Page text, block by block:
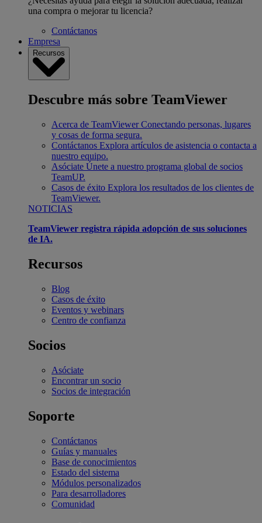
una compra o mejorar tu licencia?
Contáctanos
Empresa
Recursos
Descubre más sobre TeamViewer
Acerca de TeamViewer Conectando personas, lugares
y cosas de forma segura.
Contáctanos Explora artículos de asistencia o contacta a
nuestro equipo.
Asóciate Únete a nuestro programa global de socios
TeamUP.
Casos de éxito Explora los resultados de los clientes de
TeamViewer.
NOTICIAS
TeamViewer registra rápida adopción de sus soluciones
de IA.
Recursos
Blog
Casos de éxito
Eventos y webinars
Centro de confianza
Socios
Asóciate
Encontrar un socio
Socios de integración
Soporte
Contáctanos
Guías y manuales
Base de conocimientos
Estado del sistema
Módulos personalizados
Para desarrolladores
Comunidad